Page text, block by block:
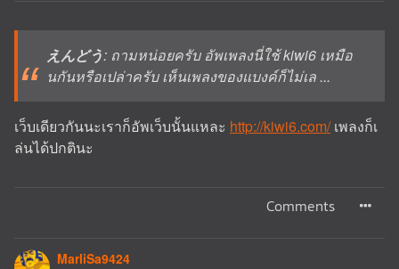
えんどう: ถามหน่อยครับ อัพเพลงนี่ใช้ kiwi6 เหมือ
นกันหรือเปล่าครับ เห็นเพลงของแบงค์ก็ไม่เล ...
เว็บเดียวกันนะเราก็อัพเว็บนั้นแหละ http://kiwi6.com/เพลงก็เ
ล่นได้ปกตินะ
Comments
MarliSa9424